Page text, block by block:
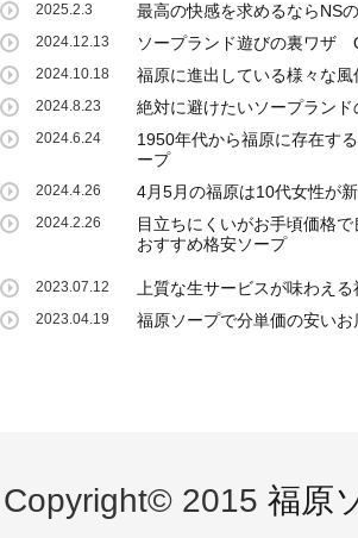
2025.2.3 最高の快感を求めるならNS
2024.12.13 ソープランド遊びの裏ワザ
2024.10.18 福原に進出している様々な風
2024.8.23 絶対に避けたいソープランド
2024.6.24
1950年代から福原に存在す
ープ
2024.4.26 4月5月の福原は10代女性が
2024.2.26
目立ちにくいがお手頃価格
おすすめ格安ソープ
2023.07.12 上質な生サービスが味わえ
2023.04.19 福原ソープで分単価の安いお
Copyright© 2015 福原